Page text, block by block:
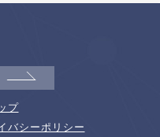
プ
バシーポリシー